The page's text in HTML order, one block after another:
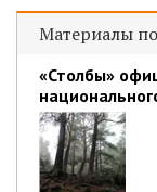
Материалы
«Столбы»